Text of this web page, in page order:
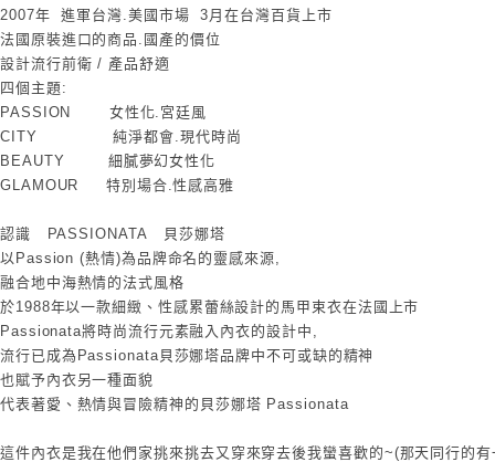
2007年 進軍台灣.美國市場 3月在台灣百貨上市
法國原裝進口的商品.國產的價位
設計流行前衛 / 產品舒適
四個主題:
PASSION 女性化.宮廷風
CITY 純淨都會.現代時尚
BEAUTY 細膩夢幻女性化
GLAMOUR 特別場合.性感高雅
認識 PASSIONATA 貝莎娜塔
以Passion (熱情)為品牌命名的靈感來源,
融合地中海熱情的法式風格
於1988年以一款細緻、性感累蕾絲設計的馬甲束衣在法國上市
Passionata將時尚流行元素融入內衣的設計中,
流行已成為Passionata貝莎娜塔品牌中不可或缺的精神
也賦予內衣另一種面貌
代表著愛、熱情與冒險精神的貝莎娜塔 Passionata
這件內衣是我在他們家挑來挑去又穿來穿去後我蠻喜歡的~(那天同行的